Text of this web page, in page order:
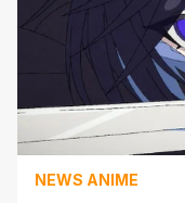
NEWS ANIME